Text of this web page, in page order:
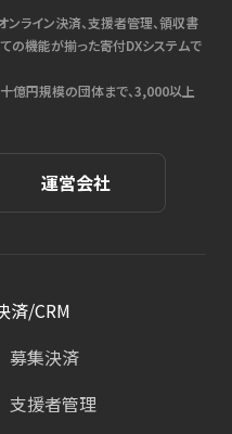
ンライン決済、支援者管理、領収書
の機能が揃った寄付DXシステムで
億円規模の団体まで、3,000以上
運営会社
済/CRM
募集決済
支援者管理